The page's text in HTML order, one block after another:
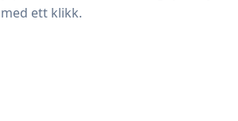
ett klikk.